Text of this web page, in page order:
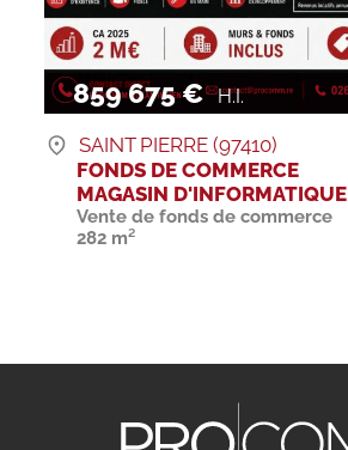
859 675 € H.I.
SAINT PIERRE (97410)
FONDS DE COMMERCE
MAGASIN D'INFORMATIQUE
Vente de fonds de commerce
282 m²